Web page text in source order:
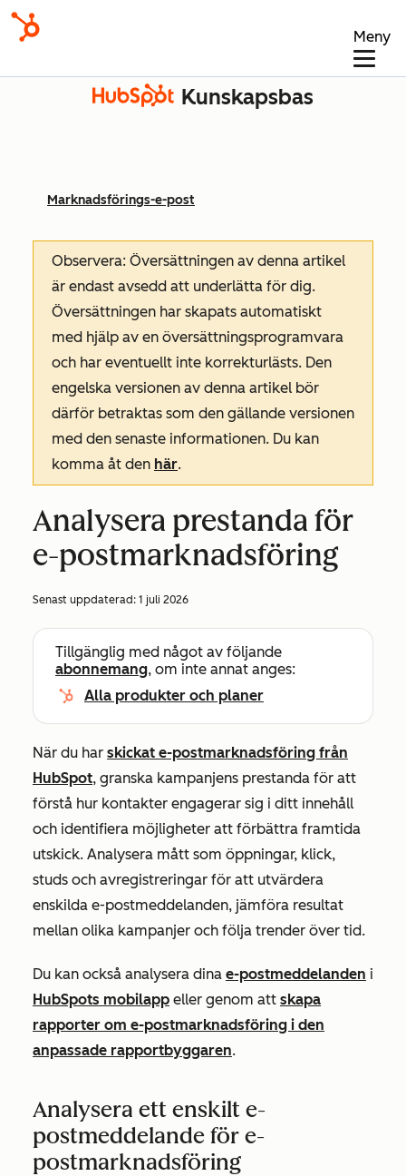
Meny
Kunskapsbas
Marknadsförings-e-post
Observera: Översättningen av denna artikel
är endast avsedd att underlätta för dig.
Översättningen har skapats automatiskt
med hjälp av en översättningsprogramvara
och har eventuellt inte korrekturlästs. Den
engelska versionen av denna artikel bör
därför betraktas som den gällande versionen
med den senaste informationen. Du kan
komma åt den här.
Analysera prestanda för
e-postmarknadsföring
Senast uppdaterad: 1 juli 2026
Tillgänglig med något av följande
abonnemang, om inte annat anges:
Alla produkter och planer
När du har skickat e-postmarknadsföring från
HubSpot, granska kampanjens prestanda för att
förstå hur kontakter engagerar sig i ditt innehåll
och identifiera möjligheter att förbättra framtida
utskick. Analysera mått som öppningar, klick,
studs och avregistreringar för att utvärdera
enskilda e-postmeddelanden, jämföra resultat
mellan olika kampanjer och följa trender över tid.
Du kan också analysera dina e-postmeddelanden i
HubSpots mobilapp eller genom att skapa
rapporter om e-postmarknadsföring i den
anpassade rapportbyggaren.
Analysera ett enskilt e-
postmeddelande för e-
postmarknadsföring